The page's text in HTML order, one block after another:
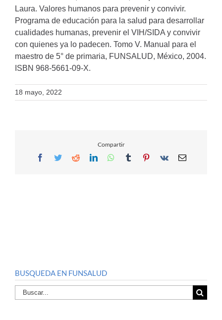
Laura. Valores humanos para prevenir y convivir.
Programa de educación para la salud para desarrollar
cualidades humanas, prevenir el VIH/SIDA y convivir
con quienes ya lo padecen. Tomo V. Manual para el
maestro de 5° de primaria, FUNSALUD, México, 2004.
ISBN 968-5661-09-X.
18 mayo, 2022
Compartir
Facebook
TwitterRedditLinkedInWhatsApp
TumblrPinterest
Vk Email
BUSQUEDA EN FUNSALUD
Buscar
por: